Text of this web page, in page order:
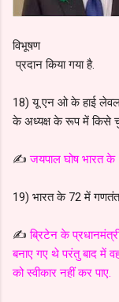
विभूषण
प्रदान किया गया है.
18) यू एन ओ के हाई लेवल
के अध्यक्ष के रूप में किसे
✍️जयपाल घोष भारत के
19) भारत के 72 में
✍️ब्रिटेन के
बनाए गए थे परंतु बाद में
को स्वीकार नहीं कर पाए.